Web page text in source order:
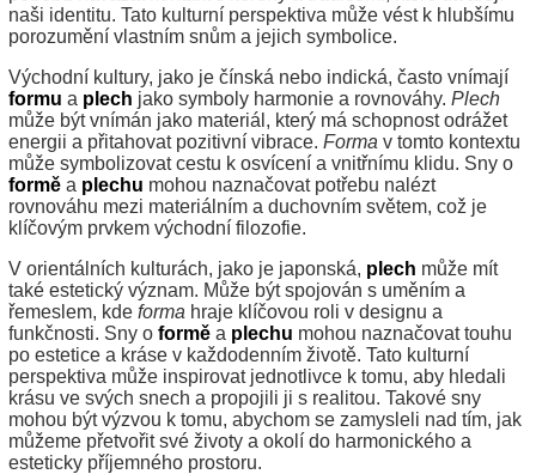
naši identitu. Tato kulturní perspektiva může vést k hlubšímu
porozumění vlastním snům a jejich symbolice.
Východní kultury, jako je čínská nebo indická, často vnímají
formu a plech jako symboly harmonie a rovnováhy. Plech
může být vnímán jako materiál, který má schopnost odrážet
energii a přitahovat pozitivní vibrace. Forma v tomto kontextu
může symbolizovat cestu k osvícení a vnitřnímu klidu. Sny o
formě a plechu mohou naznačovat potřebu nalézt
rovnováhu mezi materiálním a duchovním světem, což je
klíčovým prvkem východní filozofie.
V orientálních kulturách, jako je japonská, plech může mít
také estetický význam. Může být spojován s uměním a
řemeslem, kde forma hraje klíčovou roli v designu a
funkčnosti. Sny o formě a plechu mohou naznačovat touhu
po estetice a kráse v každodenním životě. Tato kulturní
perspektiva může inspirovat jednotlivce k tomu, aby hledali
krásu ve svých snech a propojili ji s realitou. Takové sny
mohou být výzvou k tomu, abychom se zamysleli nad tím, jak
můžeme přetvořit své životy a okolí do harmonického a
esteticky příjemného prostoru.